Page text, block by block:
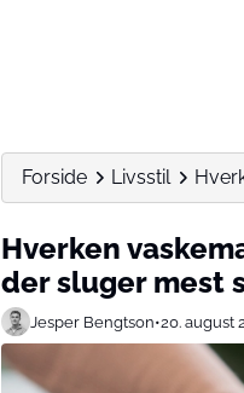
Forside Livsstil
Hverken
der sluger mest
Jesper Bengtson•20. august